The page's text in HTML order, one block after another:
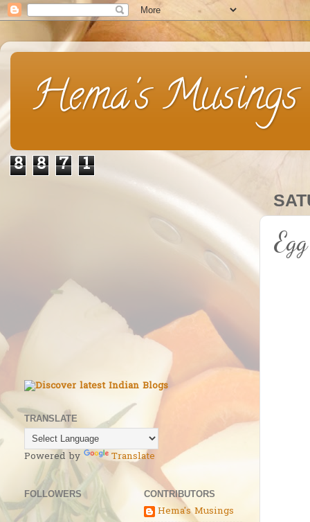
Hema's Musings
8 8 7 1
TRANSLATE
Powered by Translate
FOLLOWERS CONTRIBUTORS
Hema's Musings